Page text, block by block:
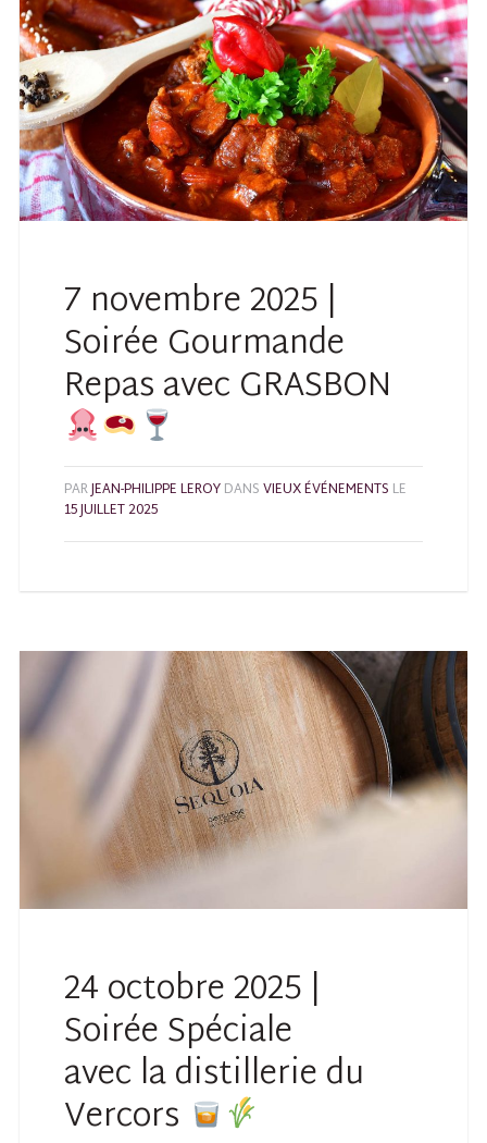
7 novembre 2025 |
Soirée Gourmande
Repas avec GRASBON
PARJEAN-PHILIPPE LEROYDANSVIEUX ÉVÉNEMENTS LE
15 JUILLET 2025
24 octobre 2025 |
Soirée Spéciale
avec la distillerie du
Vercors